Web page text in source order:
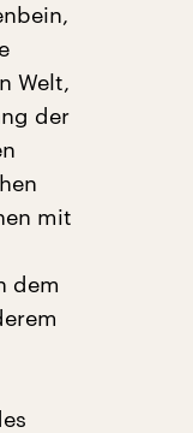
Welt,
der
mit
dem